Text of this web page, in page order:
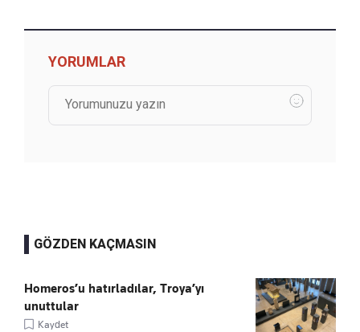
YORUMLAR
GÖZDEN KAÇMASIN
Homeros’u hatırladılar, Troya’yı
unuttular
Kaydet